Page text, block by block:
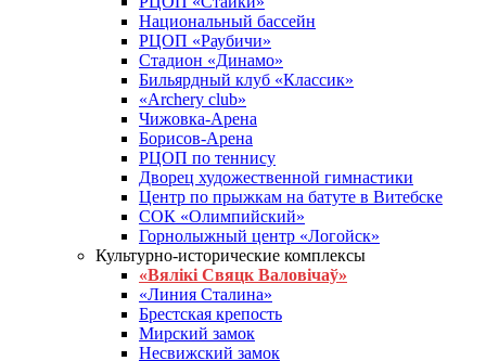
Национальный бассейн
РЦОП «Раубичи»
Стадион «Динамо»
Бильярдный клуб «Классик»
«Archery club»
Чижовка-Арена
Борисов-Арена
РЦОП по теннису
Дворец художественной гимнастики
Центр по прыжкам на батуте в Витебске
СОК «Олимпийский»
Горнолыжный центр «Логойск»
Культурно-исторические комплексы
«Вялікі Свяцк Валовічаў»
«Линия Сталина»
Брестская крепость
Мирский замок
Несвижский замок